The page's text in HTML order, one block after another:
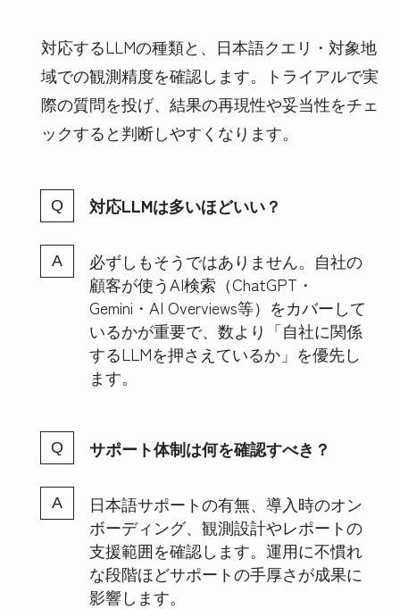
対応するLLMの種類と、日本語クエリ・対象地
域での観測精度を確認します。トライアルで実
際の質問を投げ、結果の再現性や妥当性をチェ
ックすると判断しやすくなります。
対応LLMは多いほどいい？
必ずしもそうではありません。自社の
顧客が使うAI検索（ChatGPT・
Gemini・AI Overviews等）をカバーして
いるかが重要で、数より「自社に関係
するLLMを押さえているか」を優先し
ます。
サポート体制は何を確認すべき？
日本語サポートの有無、導入時のオン
ボーディング、観測設計やレポートの
支援範囲を確認します。運用に不慣れ
な段階ほどサポートの手厚さが成果に
影響します。